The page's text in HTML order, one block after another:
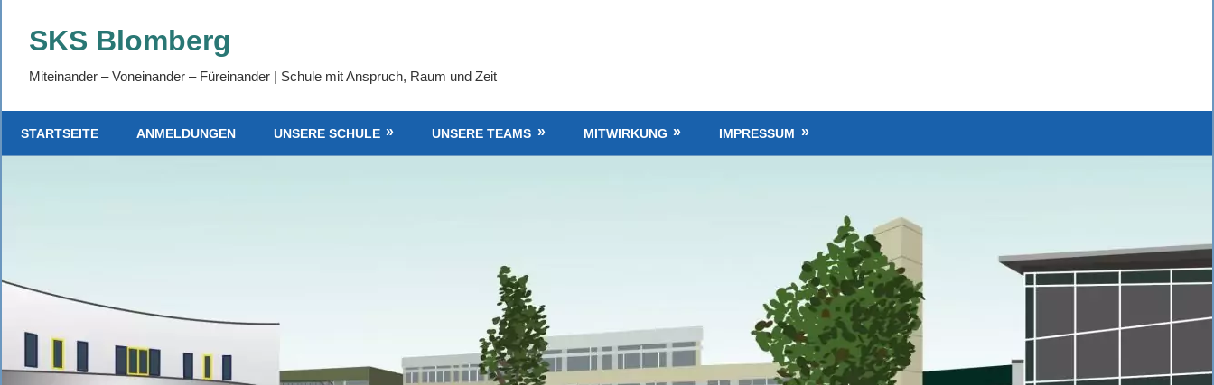
InhaltSKS Blomberg
Miteinander – Voneinander – Füreinander | Schule mit Anspruch, Raum und Zeit
STARTSEITE ANMELDUNGEN UNSERE SCHULE UNSERE TEAMS MITWIRKUNG IMPRESSUM